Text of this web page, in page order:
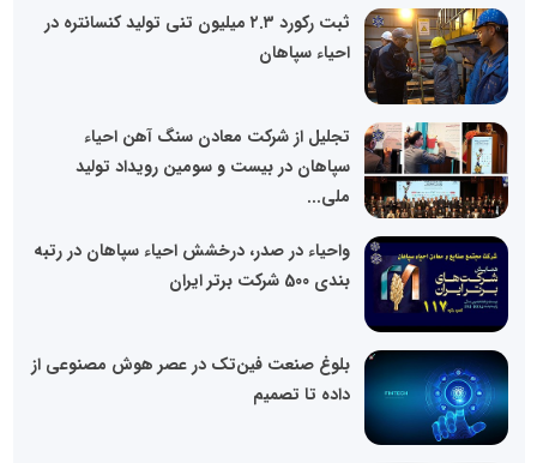
ثبت رکورد ۲.۳ میلیون تنی تولید کنسانتره در
احیاء سپاهان
تجلیل از شرکت معادن سنگ آهن احیاء
سپاهان در بیست و سومین رویداد تولید
ملی...
واحیاء در صدر، درخشش احیاء سپاهان در رتبه
بندی 500 شرکت برتر ایران
بلوغ صنعت فین‌تک در عصر هوش مصنوعی از
داده تا تصمیم